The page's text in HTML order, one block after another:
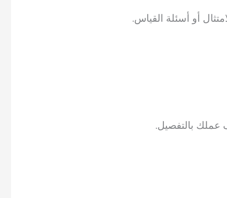
أو أسئلة القياس.
بالتفصيل.